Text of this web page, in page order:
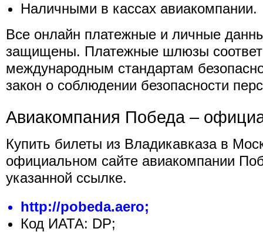
Наличными в кассах авиакомпании.
Все онлайн платежные и личные
защищены. Платежные шлюзы
международным стандартам
закон о соблюдении безопасности
Авиакомпания Победа –
Купить билеты из Владикавказа в
официальном сайте авиакомпании
указанной ссылке.
http://pobeda.aero;
Код ИАТА: DP;